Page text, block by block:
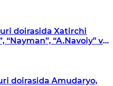
doirasida Xatirchi
“A.Navoiy” va
doirasida Amudaryo,